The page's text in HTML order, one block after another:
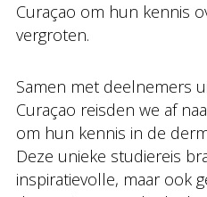
Curaçao om hun kennis
vergroten.
Samen met deelnemers
Curaçao reisden we af
om hun kennis in de
Deze unieke studiereis
inspiratievolle, maar ook